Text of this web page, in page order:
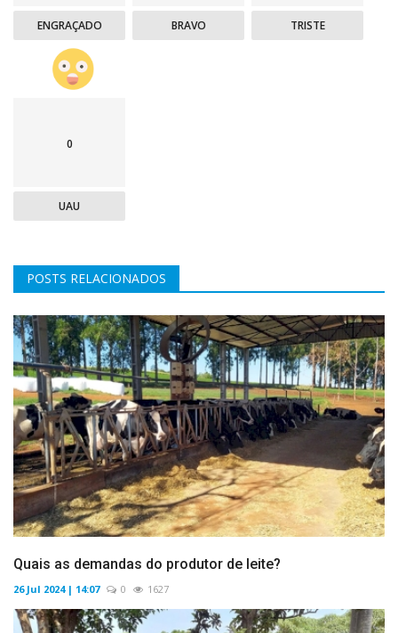
ENGRAÇADO BRAVO TRISTE
0
UAU
POSTS RELACIONADOS
Quais as demandas do produtor de leite?
26 Jul 2024 | 14:07 0 1627